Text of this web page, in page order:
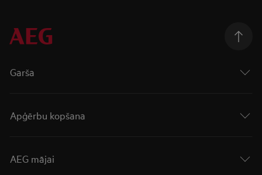
Garša
Apģērbu kopšana
AEG mājai